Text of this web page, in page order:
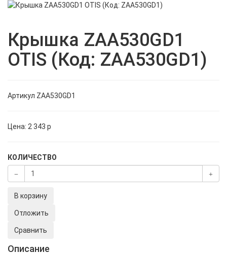
Крышка ZAA530GD1
OTIS (Код: ZAA530GD1)
Артикул ZAA530GD1
Цена: 2 343 p
КОЛИЧЕСТВО
В корзину
Отложить
Сравнить
Описание